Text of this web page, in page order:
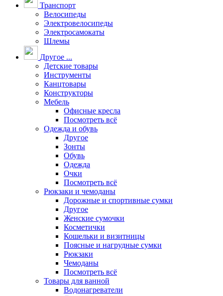
Транспорт
Велосипеды
Электровелосипеды
Электросамокаты
Шлемы
Другое ...
Детские товары
Инструменты
Канцтовары
Конструкторы
Мебель
Офисные кресла
Посмотреть всё
Одежда и обувь
Другое
Зонты
Обувь
Одежда
Очки
Посмотреть всё
Рюкзаки и чемоданы
Дорожные и спортивные сумки
Другое
Женские сумочки
Косметички
Кошельки и визитницы
Поясные и нагрудные сумки
Рюкзаки
Чемоданы
Посмотреть всё
Товары для ванной
Водонагреватели